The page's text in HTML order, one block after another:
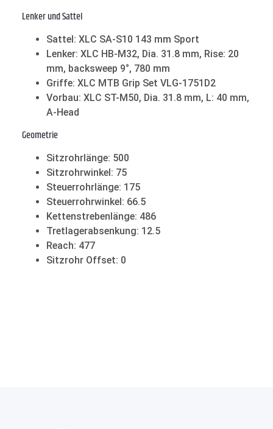
Lenker und Sattel
Sattel: XLC SA-S10 143 mm Sport
Lenker: XLC HB-M32, Dia. 31.8 mm, Rise: 20
mm, backsweep 9°, 780 mm
Griffe: XLC MTB Grip Set VLG-1751D2
Vorbau: XLC ST-M50, Dia. 31.8 mm, L: 40 mm,
A-Head
Geometrie
Sitzrohrlänge: 500
Sitzrohrwinkel: 75
Steuerrohrlänge: 175
Steuerrohrwinkel: 66.5
Kettenstrebenlänge: 486
Tretlagerabsenkung: 12.5
Reach: 477
Sitzrohr Offset: 0